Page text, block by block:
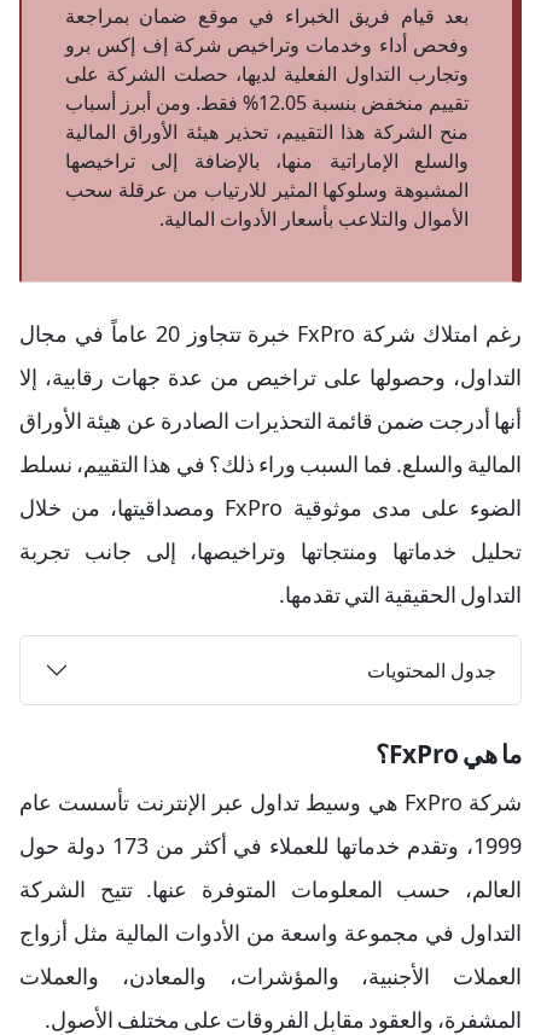
بعد قيام فريق الخبراء في موقع ضمان بمراجعة
وفحص أداء وخدمات وتراخيص شركة إف إكس برو
وتجارب التداول الفعلية لديها، حصلت الشركة على
تقييم منخفض بنسبة 12.05% فقط. ومن أبرز أسباب
منح الشركة هذا التقييم، تحذير هيئة الأوراق المالية
والسلع الإماراتية منها، بالإضافة إلى تراخيصها
المشبوهة وسلوكها المثير للارتياب من عرقلة سحب
الأموال والتلاعب بأسعار الأدوات المالية.
رغم امتلاك شركة FxPro خبرة تتجاوز 20 عاماً في مجال
التداول، وحصولها على تراخيص من عدة جهات رقابية، إلا
أنها أدرجت ضمن قائمة التحذيرات الصادرة عن هيئة الأوراق
المالية والسلع. فما السبب وراء ذلك؟ في هذا التقييم، نسلط
الضوء على مدى موثوقية FxPro ومصداقيتها، من خلال
تحليل خدماتها ومنتجاتها وتراخيصها، إلى جانب تجربة
التداول الحقيقية التي تقدمها.
جدول المحتويات
ما هي FxPro؟
شركة FxPro هي وسيط تداول عبر الإنترنت تأسست عام
1999، وتقدم خدماتها للعملاء في أكثر من 173 دولة حول
العالم، حسب المعلومات المتوفرة عنها. تتيح الشركة
التداول في مجموعة واسعة من الأدوات المالية مثل أزواج
العملات الأجنبية، والمؤشرات، والمعادن، والعملات
المشفرة، والعقود مقابل الفروقات على مختلف الأصول.